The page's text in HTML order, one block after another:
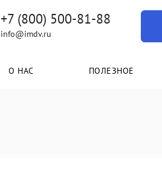
+7 (800) 500-81-88
info@imdv.ru
О НАС ПОЛЕЗНОЕ